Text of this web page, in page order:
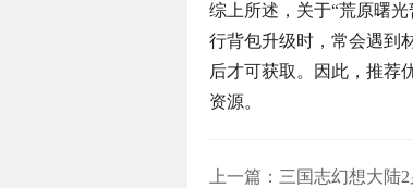
综上所述，关于“荒原曙
行背包升级时，常会遇到
后才可获取。因此，推荐
资源。
上一篇：